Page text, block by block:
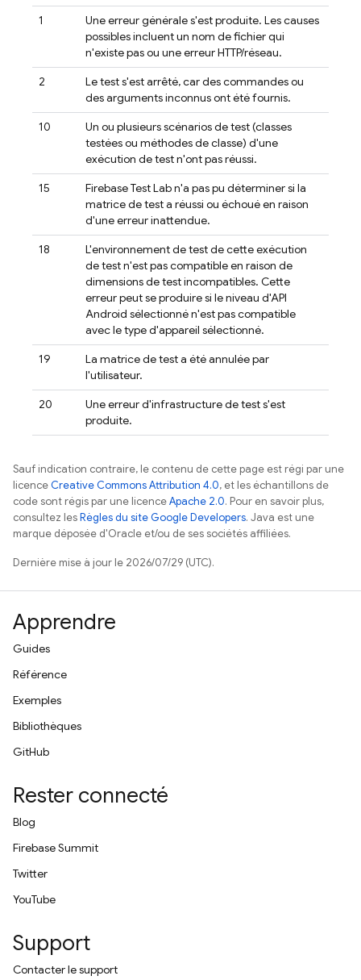
1
Une erreur générale s'est produite. Les causes
possibles incluent un nom de fichier qui
n'existe pas ou une erreur HTTP/réseau.
2
Le test s'est arrêté, car des commandes ou
des arguments inconnus ont été fournis.
10
Un ou plusieurs scénarios de test (classes
testées ou méthodes de classe) d'une
exécution de test n'ont pas réussi.
15
Firebase Test Labn'a pas pu déterminer si la
matrice de test a réussi ou échoué en raison
d'une erreur inattendue.
18
L'environnement de test de cette exécution
de test n'est pas compatible en raison de
dimensions de test incompatibles. Cette
erreur peut se produire si le niveau d'API
Android sélectionné n'est pas compatible
avec le type d'appareil sélectionné.
19
La matrice de test a été annulée par
l'utilisateur.
20
Une erreur d'infrastructure de test s'est
produite.
Sauf indication contraire, le contenu de cette page est régi par une
licenceCreative Commons Attribution 4.0, et les échantillons de
code sont régis par une licenceApache 2.0. Pour en savoir plus,
consultez lesRègles du site Google Developers. Java est une
marque déposée d'Oracle et/ou de ses sociétés affiliées.
Dernière mise à jour le 2026/07/29 (UTC).
Apprendre
Guides
Référence
Exemples
Bibliothèques
GitHub
Rester connecté
Blog
Firebase Summit
Twitter
YouTube
Support
Contacter le support